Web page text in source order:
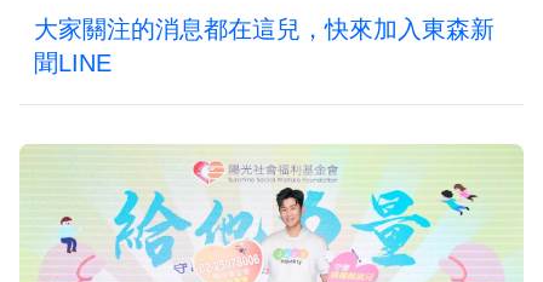
大家關注的消息都在這兒，快來加入東森新
聞LINE